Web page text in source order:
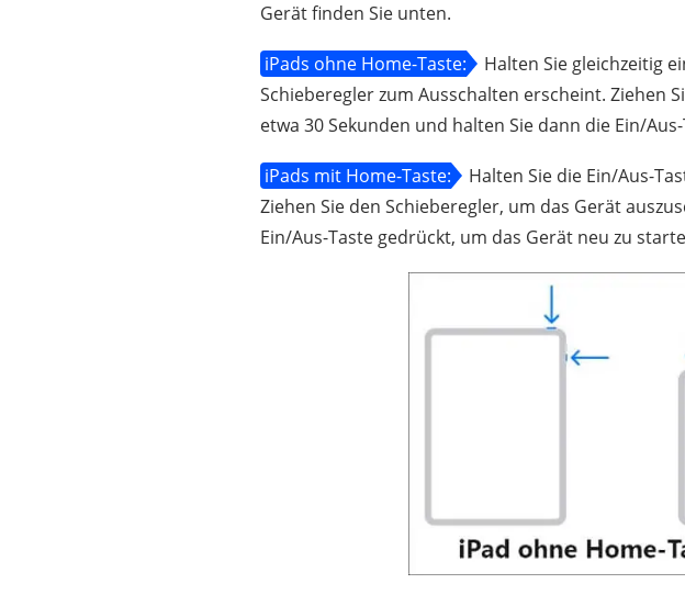
Gerät finden Sie unten.
iPads ohne Home-Taste:
Halten Sie gleichzeitig
Schieberegler zum Ausschalten erscheint. Ziehen
etwa 30 Sekunden und halten Sie dann die Ein/
iPads mit Home-Taste:
Halten Sie die Ein/Aus-
Ziehen Sie den Schieberegler, um das Gerät
Ein/Aus-Taste gedrückt, um das Gerät neu zu